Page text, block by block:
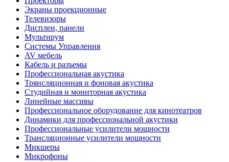
Экраны проекционные
Телевизоры
Дисплеи, панели
Мультирум
Системы Управления
AV мебель
Кабель и разъемы
Профессиональная акустика
Трянсляционная и фоновая акустика
Студийная и мониторная акустика
Линейные массивы
Профессиональное оборудование для кинотеатров
Динамики для профессиональной акустики
Профессиональные усилители мощности
Трансляционные усилители мощности
Микшеры
Микрофоны